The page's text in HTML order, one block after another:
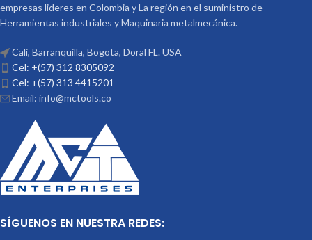
empresas lideres en Colombia y La región en el suministro de
Herramientas industriales y Maquinaria metalmecánica.
Cali, Barranquilla, Bogota, Doral FL. USA
Cel: +(57) 312 8305092
Cel: +(57) 313 4415201
Email: info@mctools.co
SÍGUENOS EN NUESTRA REDES: